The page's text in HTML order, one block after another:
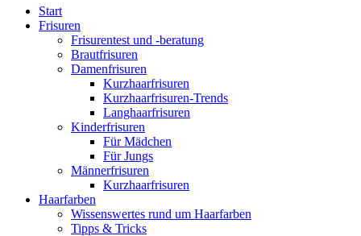
Start
Frisuren
Frisurentest und -beratung
Brautfrisuren
Damenfrisuren
Kurzhaarfrisuren
Kurzhaarfrisuren-Trends
Langhaarfrisuren
Kinderfrisuren
Für Mädchen
Für Jungs
Männerfrisuren
Kurzhaarfrisuren
Haarfarben
Wissenswertes rund um Haarfarben
Tipps & Tricks